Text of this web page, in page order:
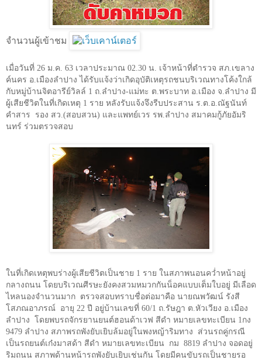
จำนวนผู้เข้าชม
เมื่อวันที่ 26 ม.ค. 63 เวลาประมาณ 02.30 น. เจ้าหน้าที่ตำรวจ สภ.เขลาง
ค์นคร อ.เมืองลำปาง ได้รับแจ้งว่าเกิดอุบัติเหตุรถชนบริเวณทางโค้งใกล้
กับหมู่บ้านจิตอารีย์วิลล์ 1 ถ.ลำปาง-แม่ทะ ต.พระบาท อ.เมือง จ.ลำปาง มี
ผู้เสียชีวิตในที่เกิดเหตุ 1 ราย หลังรับแจ้งจึงรีบประสาน ร.ต.อ.ณัฐนันท์
คำสาร
รอง สว.(สอบสวน) และแพทย์เวร รพ.ลำปาง สมาคมกู้ภัยอัมริ
นทร์ ร่วมตรวจสอบ
ในที่เกิดเหตุพบร่างผู้เสียชีวิตเป็นชาย 1 ราย ในสภาพนอนคว่ำหน้าอยู่
กลางถนน โดยบริเวณศีรษะยังคงสวมหมวกกันน็อคแบบเต็มใบอยู่ มีเลือด
ไหลนองจำนวนมาก ตรวจสอบทราบชื่อต่อมาคือ นายณพวัฒน์ รังสี
โสภณอาภรณ์ อายุ 22 ปี อยู่บ้านเลขที่ 60/1 ถ.รัษฎา ต.หัวเวียง อ.เมือง
ลำปาง
โดยพบรถจักรยานยนต์ฮอนด้าเวฟ สีดำ หมายเลขทะเบียน 1กง
9479 ลำปาง สภาพรถพังยับเยิบล้มอยู่ในพงหญ้าริมทาง
ส่วนรถคู่กรณี
เป็นรถยนต์เก๋งมาสด้า สีดำ หมายเลขทะเบียน
กม 8819 ลำปาง จอดอยู่
ริมถนน สภาพด้านหน้ารถพังยับเยิบเช่นกัน โดยมีคนขับรถเป็นชายรอ